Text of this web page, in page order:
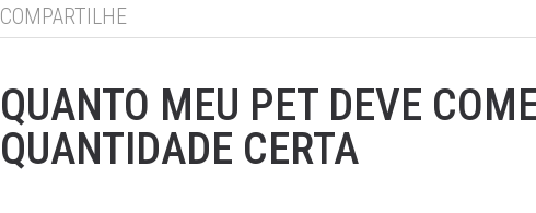
COMPARTILHE
QUANTO MEU PET DEVE
QUANTIDADE CERTA